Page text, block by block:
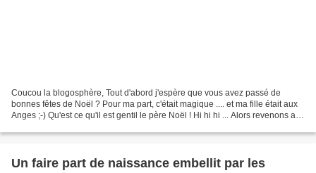
Coucou la blogosphère, Tout d'abord j'espère que vous avez passé de
bonnes fêtes de Noël ? Pour ma part, c'était magique .... et ma fille était aux
Anges ;-) Qu'est ce qu'il est gentil le père Noël ! Hi hi hi ... Alors revenons au
Un faire part de naissance embellit par les